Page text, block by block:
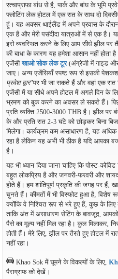
रत्चाप्राफा बांध से है, पार्क और बांध के भूमि
फ्लोटिंग लेक होटल में एक रात के साथ दो
हूं। यह अक्सर थाईलैंड में अपने प्रवास के
एक है और मेरी पसंदीदा यात्राओं में से एक है।
इसे व्यवस्थित करने के लिए आप सीधे झील पर
की बाधा के कारण यह हमेशा आसान नहीं होता
एजेंसीखाओ सोक लेक टूर(अंग्रेजी में गाइड
जाए। अन्य एजेंसियाँ स्पष्ट रूप से इसकी
प्रवेश द्वार''पर भी जा सकते हैं और वहां एक
एजेंसी में या सीधे अपने होटल में अगले दिन के
भ्रमण को बुक करने का अवसर ले सकते हैं।
प्रति व्यक्ति 2500-3000 THB है। झील पर
के और प्रति रात 2-3 घंटे को छोड़कर बिना
मिलेगा। कार्यक्रम कम असाधारण है, यह
रहा है लेकिन यह अभी भी ठीक है यदि आपका
है।
यह भी ध्यान दिया जाना चाहिए कि पोस्ट-
बहुत लोकप्रिय है और जनवरी-फरवरी और
होते हैं। हम शांतिपूर्ण प्रकृति की जगह पर हैं,
चुनते हैं। कीमतों में भी विस्फोट हुआ है, विशेष
क्योंकि वे निश्चित रूप से भरे हुए हैं, कुछ के लिए
ताकि अंत में असाधारण सेटिंग के बावजूद,
पैसे का मूल्य नहीं मिल रहा है। कुल मिलाकर,
होती हैं। मेरे लिए, झील पर तैरते हुए होटल में
नहीं रहा।
Khao Sok में घूमने के विकल्पों के लिए,
पैराग्राफ को देखें।